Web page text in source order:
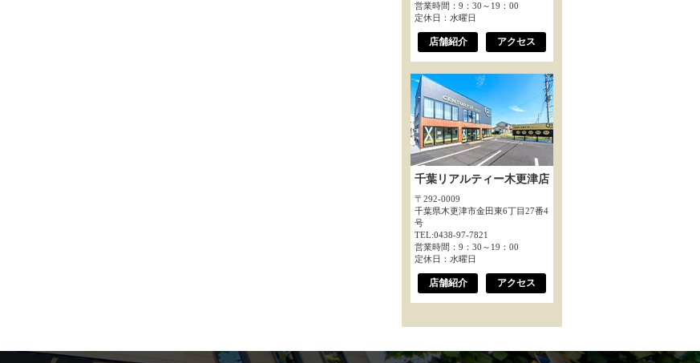
営業時間：9：30～19：00
定休日：水曜日
店舗紹介 アクセス
千葉リアルティー木更津店
〒292-0009
千葉県木更津市金田東6丁目27番4
号
TEL:0438-97-7821
営業時間：9：30～19：00
定休日：水曜日
店舗紹介 アクセス